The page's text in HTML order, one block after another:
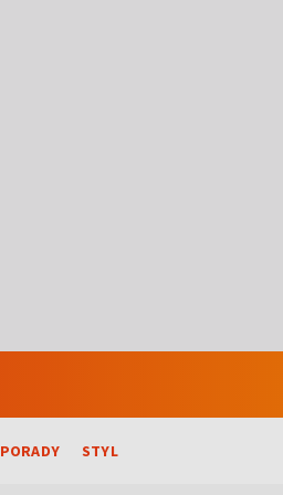
PORADY STYL